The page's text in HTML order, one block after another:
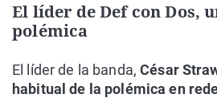
El líder de Def con Dos,
polémica
El líder de la banda, César
habitual de la polémica en